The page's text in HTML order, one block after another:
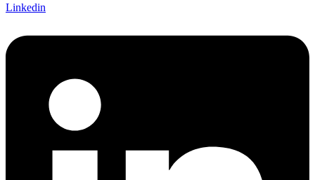
Linkedin